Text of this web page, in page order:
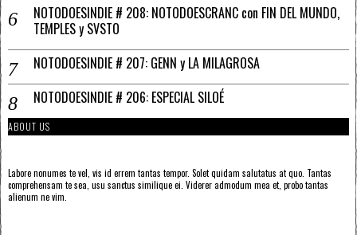
NOTODOESINDIE # 208: NOTODOESCRANC con FIN DEL MUNDO,
TEMPLES y SVSTO
NOTODOESINDIE # 207: GENN y LA MILAGROSA
NOTODOESINDIE # 206: ESPECIAL SILOÉ
ABOUT US
Labore nonumes te vel, vis id errem tantas tempor. Solet quidam salutatus at quo. Tantas
comprehensam te sea, usu sanctus similique ei. Viderer admodum mea et, probo tantas
alienum ne vim.